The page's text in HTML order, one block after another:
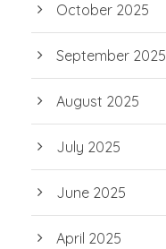
October 2025
September 2025
August 2025
July 2025
June 2025
April 2025